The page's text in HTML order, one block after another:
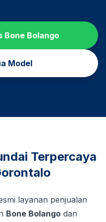
Bone Bolango
Model
Terpercaya
layanan penjualan
Bone Bolango dan